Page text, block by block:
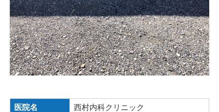
医院名 西村内科クリニック